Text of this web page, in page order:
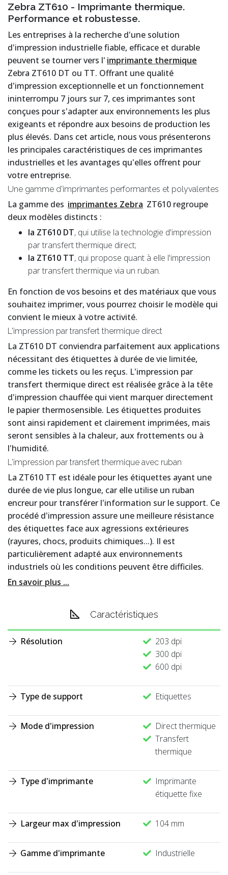
Zebra ZT610 - Imprimante thermique.
Performance et robustesse.
Les entreprises à la recherche d'une solution
d'impression industrielle fiable, efficace et durable
peuvent se tourner vers l' imprimante thermique
Zebra ZT610 DT ou TT. Offrant une qualité
d'impression exceptionnelle et un fonctionnement
ininterrompu 7 jours sur 7, ces imprimantes sont
conçues pour s'adapter aux environnements les plus
exigeants et répondre aux besoins de production les
plus élevés. Dans cet article, nous vous présenterons
les principales caractéristiques de ces imprimantes
industrielles et les avantages qu'elles offrent pour
votre entreprise.
Une gamme d'imprimantes performantes et polyvalentes
La gamme des imprimantes Zebra ZT610 regroupe
deux modèles distincts :
la ZT610 DT, qui utilise la technologie d'impression
par transfert thermique direct;
la ZT610 TT, qui propose quant à elle l'impression
par transfert thermique via un ruban.
En fonction de vos besoins et des matériaux que vous
souhaitez imprimer, vous pourrez choisir le modèle qui
convient le mieux à votre activité.
L'impression par transfert thermique direct
La ZT610 DT conviendra parfaitement aux applications
nécessitant des étiquettes à durée de vie limitée,
comme les tickets ou les reçus. L'impression par
transfert thermique direct est réalisée grâce à la tête
d'impression chauffée qui vient marquer directement
le papier thermosensible. Les étiquettes produites
sont ainsi rapidement et clairement imprimées, mais
seront sensibles à la chaleur, aux frottements ou à
l'humidité.
L'impression par transfert thermique avec ruban
La ZT610 TT est idéale pour les étiquettes ayant une
durée de vie plus longue, car elle utilise un ruban
encreur pour transférer l'information sur le support. Ce
procédé d'impression assure une meilleure résistance
des étiquettes face aux agressions extérieures
(rayures, chocs, produits chimiques...). Il est
particulièrement adapté aux environnements
industriels où les conditions peuvent être difficiles.
En savoir plus ...
Caractéristiques
Résolution
203 dpi
300 dpi
600 dpi
Type de support Etiquettes
Mode d'impression
Direct thermique
Transfert
thermique
Type d'imprimante
Imprimante
étiquette fixe
Largeur max d'impression 104 mm
Gamme d'imprimante Industrielle